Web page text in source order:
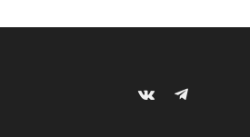
VKontakteTelegram